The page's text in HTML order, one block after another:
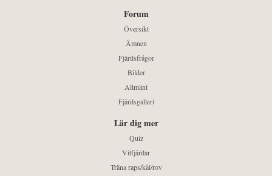
Forum
Översikt
Ämnen
Fjärilsfrågor
Bilder
Allmänt
Fjärilsgalleri
Lär dig mer
Quiz
Vitfjärilar
Träna raps/kål/rov